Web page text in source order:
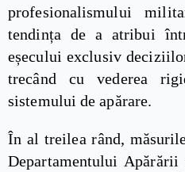
profesionalismului
tendința de a atribui
eșecului exclusiv
trecând cu vederea
sistemului de apărare.
În al treilea rând,
Departamentului Apărării